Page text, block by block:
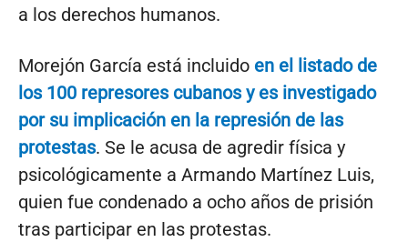
a los derechos humanos.
Morejón García está incluido en el listado de
los 100 represores cubanos y es investigado
por su implicación en la represión de las
protestas. Se le acusa de agredir física y
psicológicamente a Armando Martínez Luis,
quien fue condenado a ocho años de prisión
tras participar en las protestas.